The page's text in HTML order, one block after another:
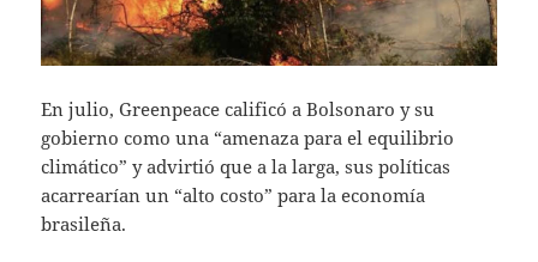
En julio, Greenpeace calificó a Bolsonaro y su
gobierno como una “amenaza para el equilibrio
climático” y advirtió que a la larga, sus políticas
acarrearían un “alto costo” para la economía
brasileña.